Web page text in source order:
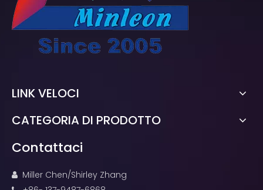
LINK VELOCI
CATEGORIA DI PRODOTTO
Contattaci
 Miller Chen/Shirley Zhang